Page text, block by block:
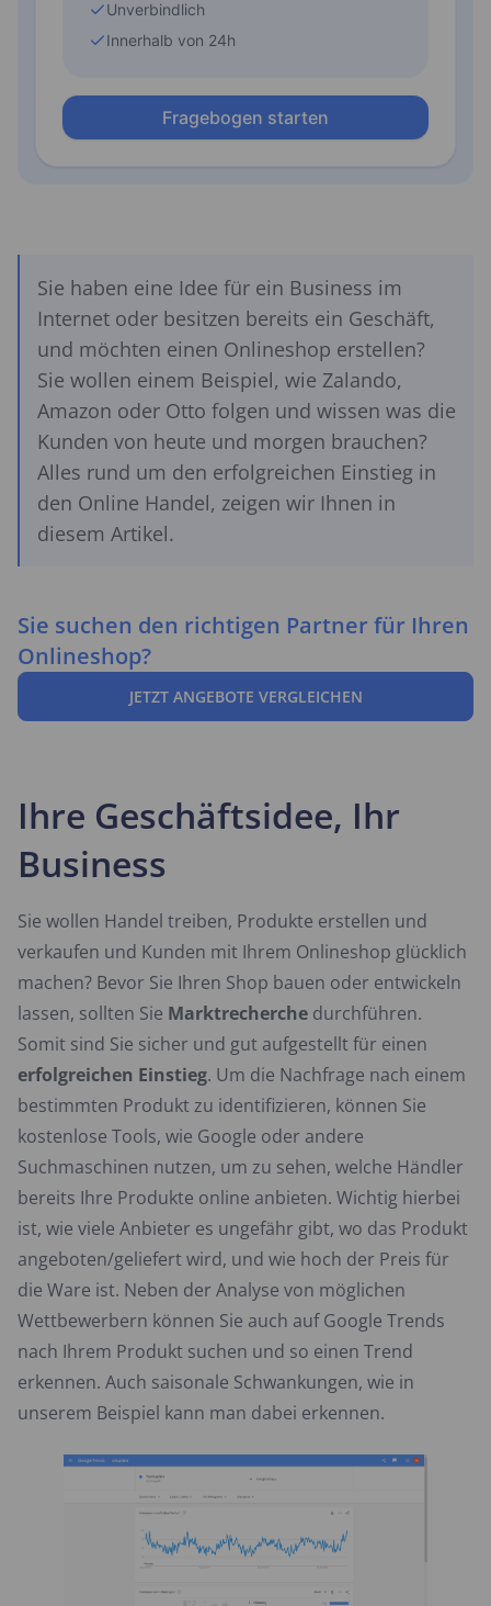
Sie haben eine Idee für ein Business im
Internet oder besitzen bereits ein Geschäft,
und möchten einen Onlineshop erstellen?
Sie wollen einem Beispiel, wie Zalando,
Amazon oder Otto folgen und wissen was die
Kunden von heute und morgen brauchen?
Alles rund um den erfolgreichen Einstieg in
den Online Handel, zeigen wir Ihnen in
diesem Artikel.
Sie suchen den richtigen Partner für Ihren
Onlineshop?
JETZT ANGEBOTE VERGLEICHEN
Ihre Geschäftsidee, Ihr
Business
Sie wollen Handel treiben, Produkte erstellen und
verkaufen und Kunden mit Ihrem Onlineshop glücklich
machen? Bevor Sie Ihren Shop bauen oder entwickeln
lassen, sollten Sie Marktrecherche durchführen.
Somit sind Sie sicher und gut aufgestellt für einen
erfolgreichen Einstieg. Um die Nachfrage nach einem
bestimmten Produkt zu identifizieren, können Sie
kostenlose Tools, wie Google oder andere
Suchmaschinen nutzen, um zu sehen, welche Händler
bereits Ihre Produkte online anbieten. Wichtig hierbei
ist, wie viele Anbieter es ungefähr gibt, wo das Produkt
angeboten/geliefert wird, und wie hoch der Preis für
die Ware ist. Neben der Analyse von möglichen
Wettbewerbern können Sie auch auf Google Trends
nach Ihrem Produkt suchen und so einen Trend
erkennen. Auch saisonale Schwankungen, wie in
unserem Beispiel kann man dabei erkennen.